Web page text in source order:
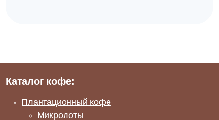
Каталог кофе:
Плантационный кофе
Микролоты